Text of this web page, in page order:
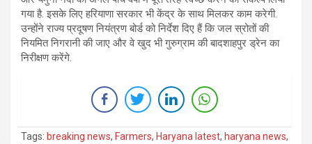
गया है. इसके लिए हरियाणा सरकार भी केंद्र के साथ मिलकर काम करेगी.
उन्होंने राज्य प्रदूषण नियंत्रण बोर्ड को निर्देश दिए हैं कि जल स्रोतों की
नियमित निगरानी की जाए और वे खुद भी गुरुग्राम की बादशाहपुर ड्रेन का
निरीक्षण करेंगे.
Tags: breaking news, Farmers, Haryana latest, haryana news,